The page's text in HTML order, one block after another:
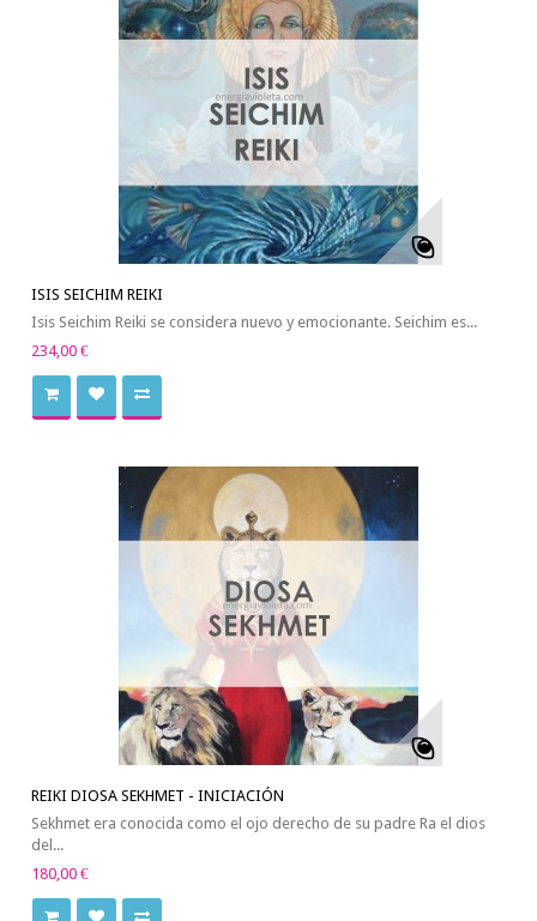
ISIS SEICHIM REIKI
Isis Seichim Reiki se considera nuevo y emocionante. Seichim es...
234,00 €
REIKI DIOSA SEKHMET - INICIACIÓN
Sekhmet era conocida como el ojo derecho de su padre Ra el dios
del...
180,00 €